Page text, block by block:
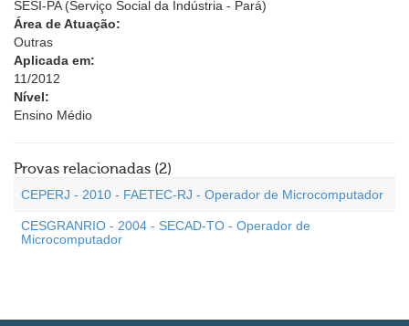
SESI-PA (Serviço Social da Indústria - Pará)
Área de Atuação:
Outras
Aplicada em:
11/2012
Nível:
Ensino Médio
Provas relacionadas (2)
CEPERJ - 2010 - FAETEC-RJ - Operador de Microcomputador
CESGRANRIO - 2004 - SECAD-TO - Operador de
Microcomputador